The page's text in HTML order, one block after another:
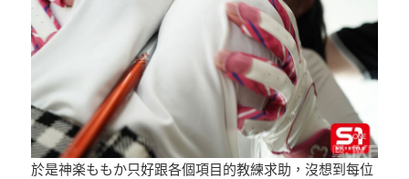
於是神楽ももか只好跟各個項目的教練求助，沒想到每位